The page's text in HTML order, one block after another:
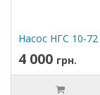
Насос НГС 10-72
4 000 грн.